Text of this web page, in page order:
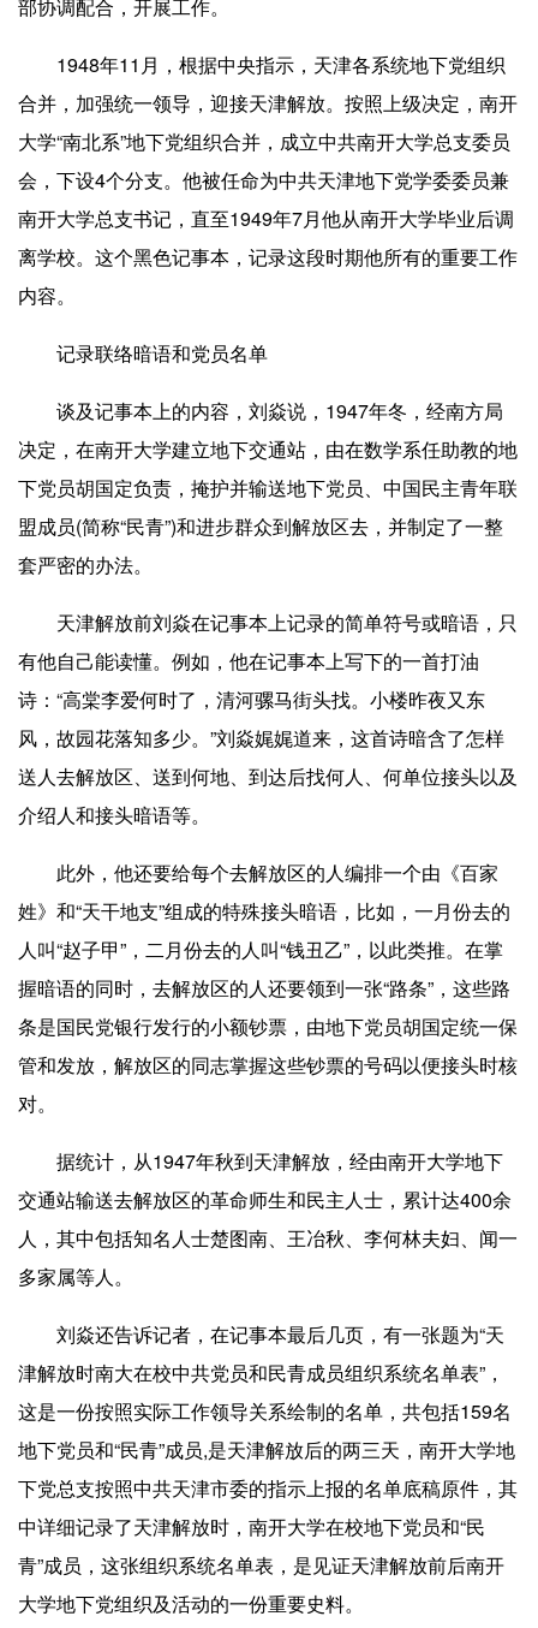
部协调配合，开展工作。
1948年11月，根据中央指示，天津各系统地下党组织
合并，加强统一领导，迎接天津解放。按照上级决定，南开
大学“南北系”地下党组织合并，成立中共南开大学总支委员
会，下设4个分支。他被任命为中共天津地下党学委委员兼
南开大学总支书记，直至1949年7月他从南开大学毕业后调
离学校。这个黑色记事本，记录这段时期他所有的重要工作
内容。
记录联络暗语和党员名单
谈及记事本上的内容，刘焱说，1947年冬，经南方局
决定，在南开大学建立地下交通站，由在数学系任助教的地
下党员胡国定负责，掩护并输送地下党员、中国民主青年联
盟成员(简称“民青”)和进步群众到解放区去，并制定了一整
套严密的办法。
天津解放前刘焱在记事本上记录的简单符号或暗语，只
有他自己能读懂。例如，他在记事本上写下的一首打油
诗：“高棠李爱何时了，清河骡马街头找。小楼昨夜又东
风，故园花落知多少。”刘焱娓娓道来，这首诗暗含了怎样
送人去解放区、送到何地、到达后找何人、何单位接头以及
介绍人和接头暗语等。
此外，他还要给每个去解放区的人编排一个由《百家
姓》和“天干地支”组成的特殊接头暗语，比如，一月份去的
人叫“赵子甲”，二月份去的人叫“钱丑乙”，以此类推。在掌
握暗语的同时，去解放区的人还要领到一张“路条”，这些路
条是国民党银行发行的小额钞票，由地下党员胡国定统一保
管和发放，解放区的同志掌握这些钞票的号码以便接头时核
对。
据统计，从1947年秋到天津解放，经由南开大学地下
交通站输送去解放区的革命师生和民主人士，累计达400余
人，其中包括知名人士楚图南、王冶秋、李何林夫妇、闻一
多家属等人。
刘焱还告诉记者，在记事本最后几页，有一张题为“天
津解放时南大在校中共党员和民青成员组织系统名单表”，
这是一份按照实际工作领导关系绘制的名单，共包括159名
地下党员和“民青”成员,是天津解放后的两三天，南开大学地
下党总支按照中共天津市委的指示上报的名单底稿原件，其
中详细记录了天津解放时，南开大学在校地下党员和“民
青”成员，这张组织系统名单表，是见证天津解放前后南开
大学地下党组织及活动的一份重要史料。